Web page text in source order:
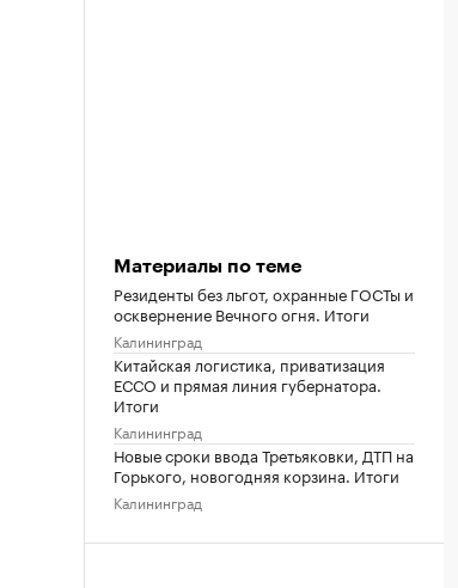
Материалы по теме
Резиденты без льгот, охранные ГОСТы и
осквернение Вечного огня. Итоги
Калининград
Китайская логистика, приватизация
ЕССО и прямая линия губернатора.
Итоги
Калининград
Новые сроки ввода Третьяковки, ДТП на
Горького, новогодняя корзина. Итоги
Калининград